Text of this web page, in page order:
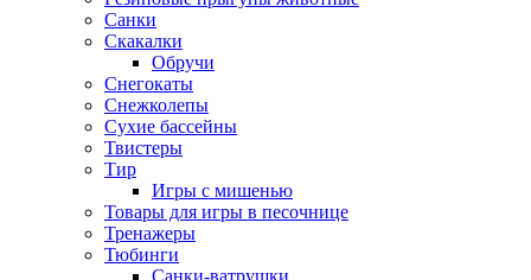
Санки
Скакалки
Обручи
Снегокаты
Снежколепы
Сухие бассейны
Твистеры
Тир
Игры с мишенью
Товары для игры в песочнице
Тренажеры
Тюбинги
Санки-ватрушки